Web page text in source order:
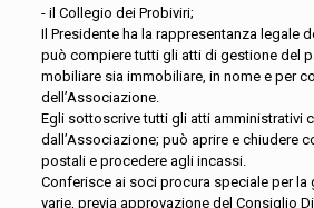
- il Collegio dei Probiviri;
Il Presidente ha la rappresentanza legale
può compiere tutti gli atti di gestione del
mobiliare sia immobiliare, in nome e per
dell’Associazione.
Egli sottoscrive tutti gli atti amministrativi
dall’Associazione; può aprire e chiudere
postali e procedere agli incassi.
Conferisce ai soci procura speciale per la
varie, previa approvazione del Consiglio